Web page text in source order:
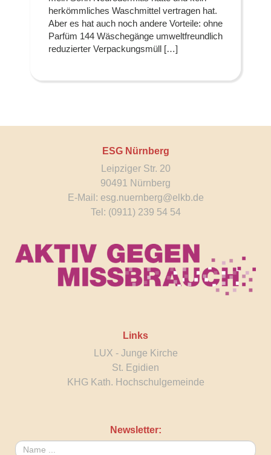
herkömmliches Waschmittel vertragen hat.
Aber es hat auch noch andere Vorteile: ohne
Parfüm 144 Wäschegänge umweltfreundlich
reduzierter Verpackungsmüll […]
ESG Nürnberg
Leipziger Str. 20
90491 Nürnberg
E-Mail: esg.nuernberg@elkb.de
Tel: (0911) 239 54 54
Links
LUX - Junge Kirche
St. Egidien
KHG Kath. Hochschulgemeinde
Newsletter: